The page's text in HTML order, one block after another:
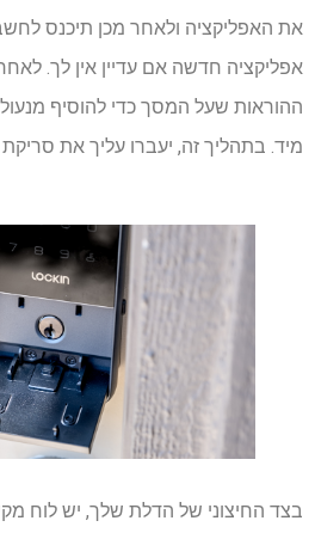
את האפליקציה ולאחר מכן תיכנס
אפליקציה חדשה אם עדיין אין לך.
ההוראות שעל המסך כדי להוסיף
מיד. בתהליך זה, יעברו עליך את
בצד החיצוני של הדלת שלך, יש לוח